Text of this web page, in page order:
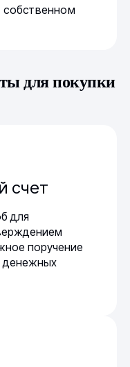
собственном
для покупки
счет
для
поручение
денежных